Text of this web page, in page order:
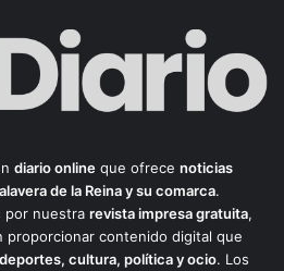
diario online que ofrece noticias
de la Reina y su comarca.
por nuestra revista impresa gratuita,
proporcionar contenido digital que
cultura, política y ocio. Los